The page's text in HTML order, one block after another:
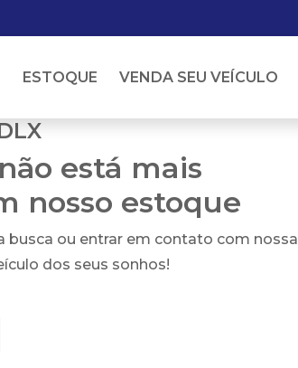
ESTOQUE VENDA SEU VEÍCULO
está mais
nosso estoque
busca ou entrar em contato com nossa
dos seus sonhos!